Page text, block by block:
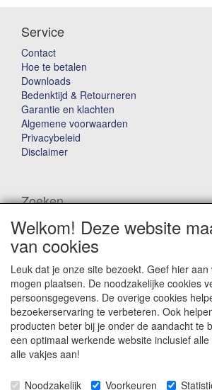
Service
Contact
Hoe te betalen
Downloads
Bedenktijd & Retourneren
Garantie en klachten
Algemene voorwaarden
Privacybeleid
Disclaimer
Zoeken
Waar ben je naar op zoek?
Winkelwagen
Uw winkelwagen is leeg
Welkom! Deze website
van cookies
Leuk dat je onze site bezoekt. Geef hier
mogen plaatsen. De noodzakelijke cookies
persoonsgegevens. De overige cookies
bezoekerservaring te verbeteren. Ook
producten beter bij je onder de aandacht te
een optimaal werkende website inclusief
alle vakjes aan!
Noodzakelijk Voorkeuren